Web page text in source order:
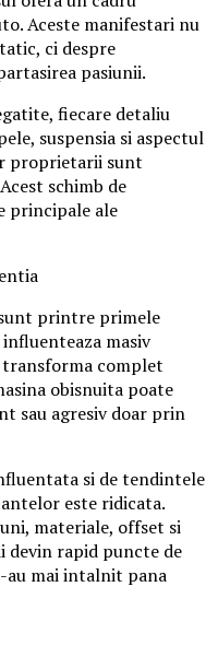
Aceste manifestari nu
ci despre
pasiunii.
fiecare detaliu
suspensia si aspectul
proprietarii sunt
schimb de
principale ale
printre primele
masiv
complet
obisnuita poate
sau agresiv doar prin
si de tendintele
este ridicata.
materiale, offset si
devin rapid puncte de
au mai intalnit pana